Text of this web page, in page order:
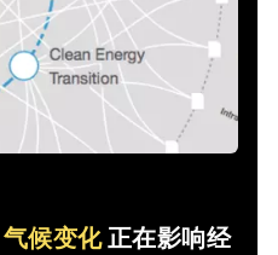
气候变化正在影响经